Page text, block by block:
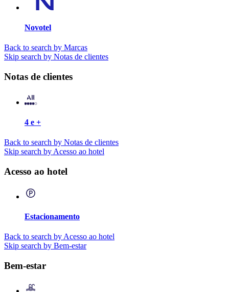
Novotel
Back to search by Marcas
Skip search by Notas de clientes
Notas de clientes
4 e +
Back to search by Notas de clientes
Skip search by Acesso ao hotel
Acesso ao hotel
Estacionamento
Back to search by Acesso ao hotel
Skip search by Bem-estar
Bem-estar